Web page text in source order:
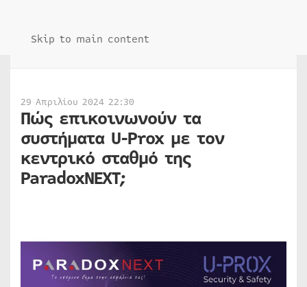
Skip to main content
29 Απριλίου 2024 22:30
Πώς επικοινωνούν τα
συστήματα U-Prox με τον
κεντρικό σταθμό της
ParadoxNEXT;